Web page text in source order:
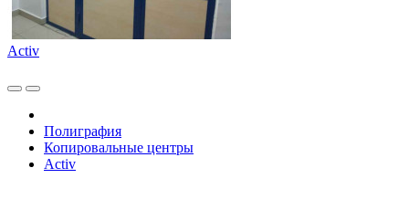
Activ
Полиграфия
Копировальные центры
Activ